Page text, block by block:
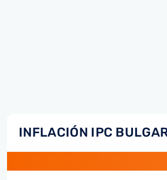
INFLACIÓN IPC